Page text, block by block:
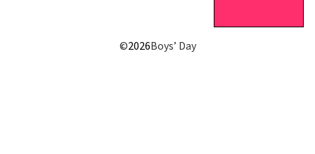
©2026Boys’ Day